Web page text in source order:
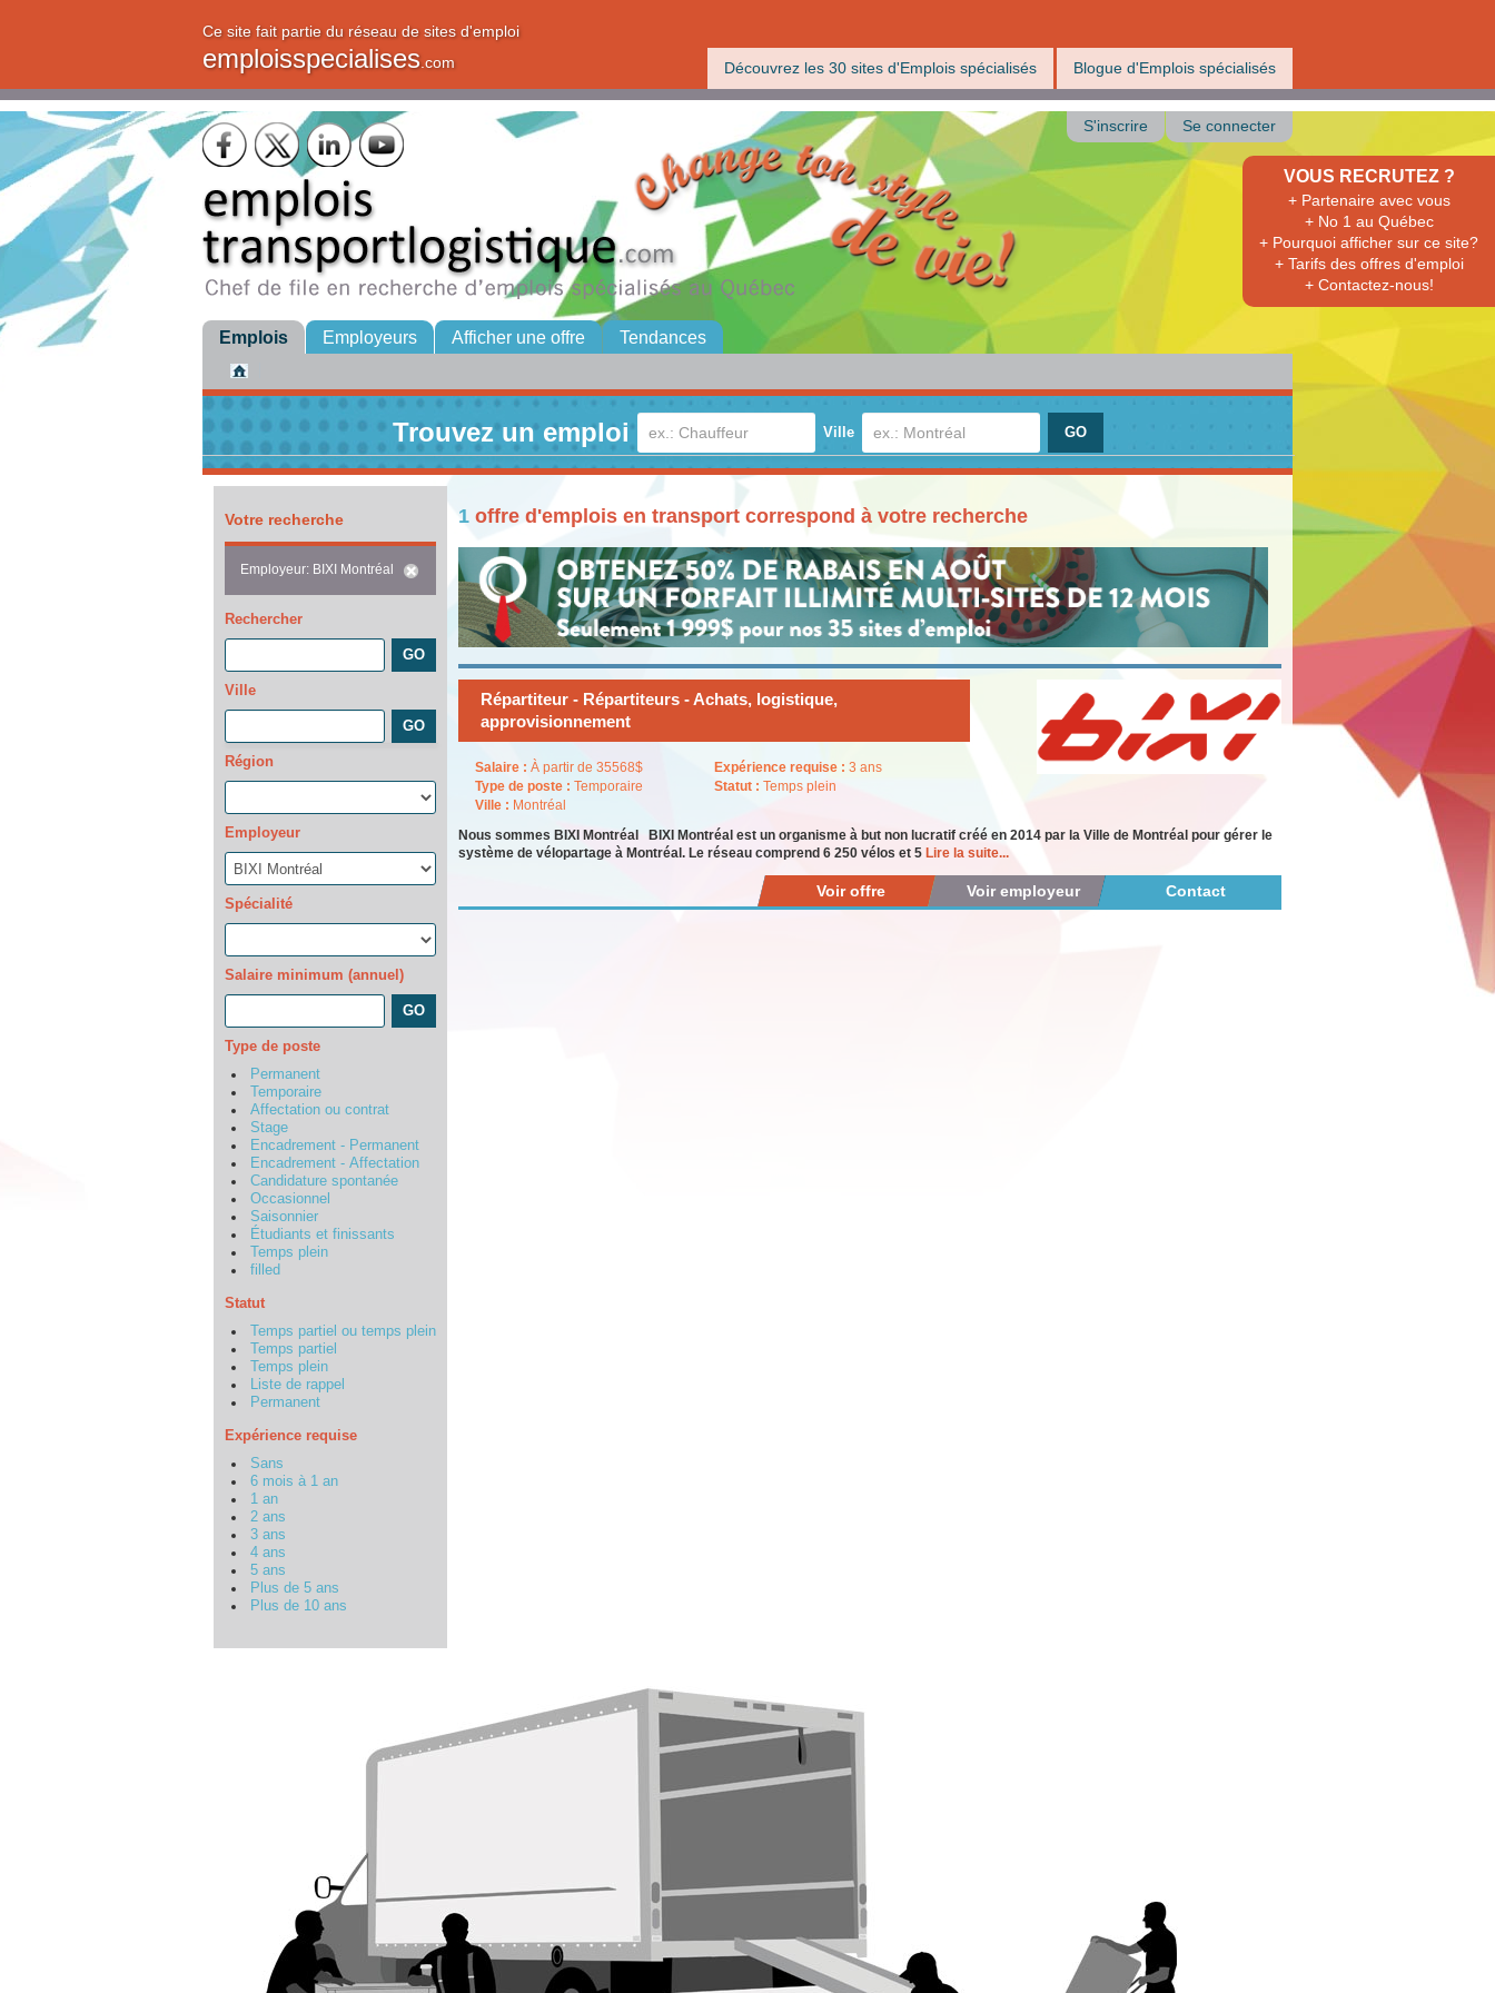
Ce site fait partie du réseau de sites d'emploi
emploisspecialises.com Découvrez les 30 sites d'Emplois spécialisés Blogue d'Emplois spécialisés
VOUS RECRUTEZ ?
+ Partenaire avec vous
+ No 1 au Québec
+ Pourquoi afficher sur ce site?
+ Tarifs des offres d'emploi
+ Contactez-nous!
S'inscrire Se connecter
Emplois Employeurs Afficher une offre Tendances
Trouvez un emploi Ville
Votre recherche
Employeur: BIXI Montréal
Rechercher
Ville
Région
Employeur
Spécialité
Salaire minimum (annuel)
Type de poste
Permanent
Temporaire
Affectation ou contrat
Stage
Encadrement - Permanent
Encadrement - Affectation
Candidature spontanée
Occasionnel
Saisonnier
Étudiants et finissants
Temps plein
filled
Statut
Temps partiel ou temps plein
Temps partiel
Temps plein
Liste de rappel
Permanent
Expérience requise
Sans
6 mois à 1 an
1 an
2 ans
3 ans
4 ans
5 ans
Plus de 5 ans
Plus de 10 ans
1 offre d'emplois en transport correspond à votre recherche
Répartiteur - Répartiteurs - Achats, logistique,
approvisionnement
Salaire : À partir de 35568$
Type de poste : Temporaire
Ville : Montréal
Expérience requise : 3 ans
Statut : Temps plein
Nous sommes BIXI Montréal BIXI Montréal est un organisme à but non lucratif créé en 2014 par la Ville de Montréal pour gérer le
système de vélopartage à Montréal. Le réseau comprend 6 250 vélos et 5 Lire la suite...
Voir offre Voir employeur Contact